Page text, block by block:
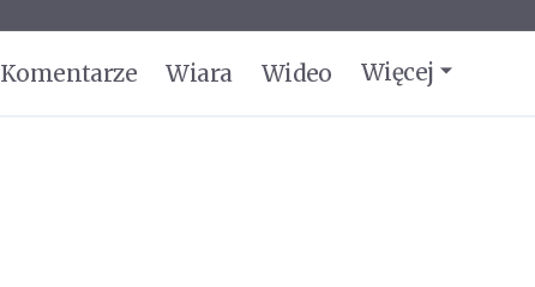
Komentarze Wiara Wideo Więcej